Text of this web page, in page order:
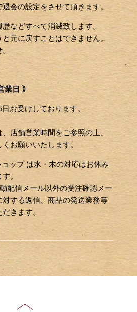
退会の設定をさせて頂きます。
などすべて消滅致します。
元に戻すことはできません。
業日 ｠
お受けしております。
店舗営業時間をご参照の上、
お願いいたします。
ップ は水・木の対応はお休み
。
配信メール以外の受注確認メー
対する返信、商品の発送業務等
きます。